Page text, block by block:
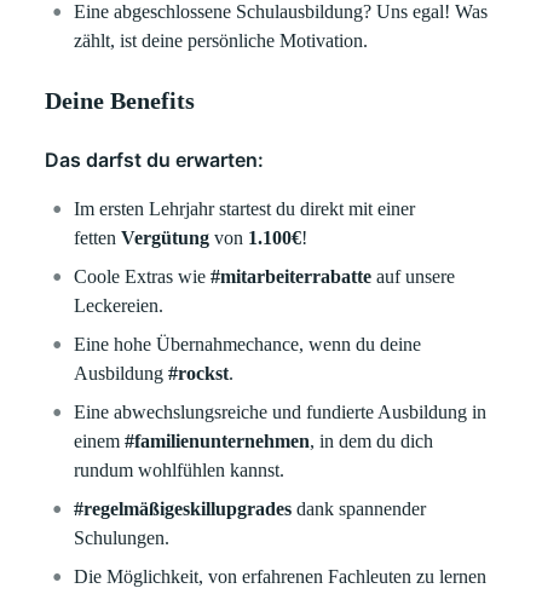
Eine abgeschlossene Schulausbildung? Uns egal! Was
zählt, ist deine persönliche Motivation.
Deine Benefits
Das darfst du erwarten:
Im ersten Lehrjahr startest du direkt mit einer
fetten Vergütung von 1.100€!
Coole Extras wie #mitarbeiterrabatte auf unsere
Leckereien.
Eine hohe Übernahmechance, wenn du deine
Ausbildung#rockst.
Eine abwechslungsreiche und fundierte Ausbildung in
einem#familienunternehmen, in dem du dich
rundum wohlfühlen kannst.
#regelmäßigeskillupgrades dank spannender
Schulungen.
Die Möglichkeit, von erfahrenen Fachleuten zu lernen